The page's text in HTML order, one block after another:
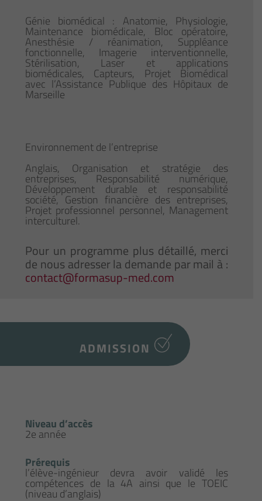
Génie biomédical : Anatomie, Physiologie,
Maintenance biomédicale, Bloc opératoire,
Anesthésie / réanimation, Suppléance
fonctionnelle, Imagerie interventionnelle,
Stérilisation, Laser et applications
biomédicales, Capteurs, Projet Biomédical
avec l’Assistance Publique des Hôpitaux de
Marseille
Environnement de l’entreprise
Anglais, Organisation et stratégie des
entreprises, Responsabilité numérique,
Développement durable et responsabilité
société, Gestion financière des entreprises,
Projet professionnel personnel, Management
interculturel.
Pour un programme plus détaillé, merci
de nous adresser la demande par mail à :
contact@formasup-med.com
ADMISSION
Niveau d’accès
2e année
Prérequis
l’élève-ingénieur devra avoir validé les
compétences de la 4A ainsi que le TOEIC
(niveau d’anglais)